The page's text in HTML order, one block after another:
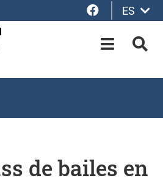
Facebook
ES
OPEN-
de bailes en